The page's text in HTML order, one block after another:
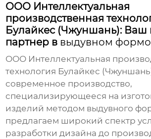
ООО Интеллектуальная
производственная
Булайкес (Чжуншань):
партнер в выдувном
ООО Интеллектуальная
технология Булайкес
современное производство,
специализирующееся на
изделий методом выдувного
предлагаем широкий спектр
разработки дизайна до